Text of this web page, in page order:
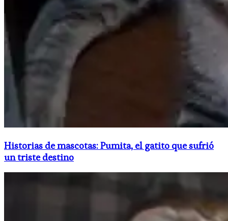
Historias de mascotas: Pumita, el gatito que sufrió
un triste destino